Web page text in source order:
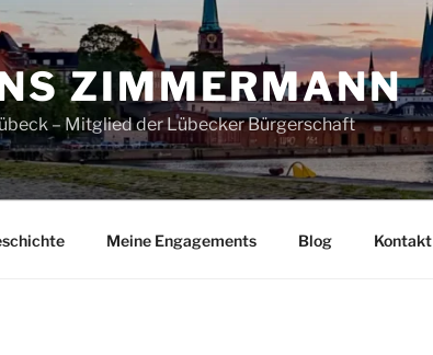
ZIMMERMANN
– Mitglied der Lübecker Bürgerschaft
Meine Engagements Blog Kontakt